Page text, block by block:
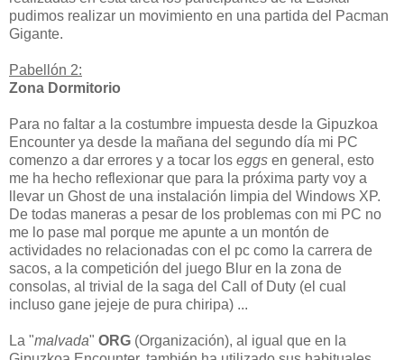
pudimos realizar un movimiento en una partida del Pacman
Gigante.
Pabellón 2:
Zona Dormitorio
Para no faltar a la costumbre impuesta desde la Gipuzkoa
Encounter ya desde la mañana del segundo día mi PC
comenzo a dar errores y a tocar los eggs en general, esto
me ha hecho reflexionar que para la próxima party voy a
llevar un Ghost de una instalación limpia del Windows XP.
De todas maneras a pesar de los problemas con mi PC no
me lo pase mal porque me apunte a un montón de
actividades no relacionadas con el pc como la carrera de
sacos, a la competición del juego Blur en la zona de
consolas, al trivial de la saga del Call of Duty (el cual
incluso gane jejeje de pura chiripa) ...
La "malvada" ORG (Organización), al igual que en la